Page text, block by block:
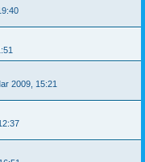
2009, 15:21